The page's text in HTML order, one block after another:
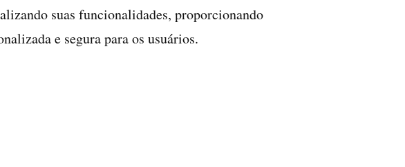
suas funcionalidades, proporcionando
e segura para os usuários.